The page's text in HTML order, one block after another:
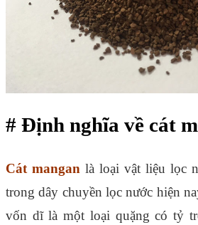
# Định nghĩa về cát
Cát mangan là loại vật liệu lọc
trong dây chuyền lọc nước hiện
vốn dĩ là một loại quặng có tỷ